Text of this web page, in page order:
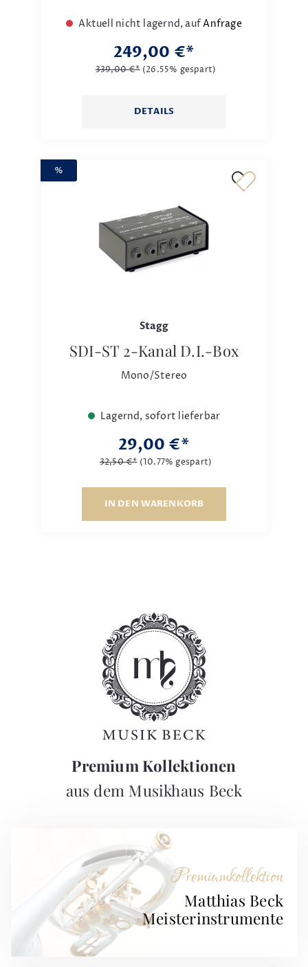
Aktuell nicht lagernd, aufAnfrage
249,00 €*
339,00 €* (26.55% gespart)
DETAILS
%
Stagg
SDI-ST 2-Kanal D.I.-Box
Mono/Stereo
Lagernd, sofort lieferbar
29,00 €*
32,50 €* (10.77% gespart)
IN DEN WARENKORB
Premium Kollektionen
aus dem Musikhaus Beck
Premiumkollektion
Matthias Beck
Meisterinstrumente